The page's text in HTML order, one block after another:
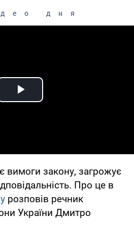
дня
Play Video
вимоги закону, загрожує
Про це в
розповів речник
України Дмитро